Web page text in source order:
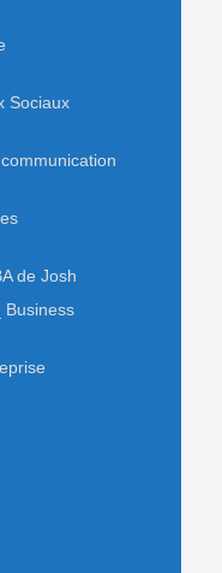
Sociaux
de Josh
Business